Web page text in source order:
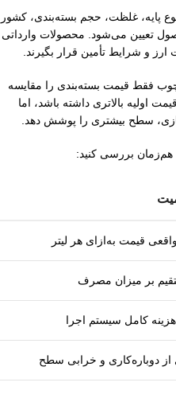
پایه، غلظت، حجم بسته‌بندی، کشور
تعیین می‌شود. محصولات وارداتی
و شرایط تأمین قرار بگیرند.
فقط قیمت بسته‌بندی را مقایسه
اولیه بالاتری داشته باشد، اما
سطح بیشتری را پوشش دهد.
هم‌زمان بررسی کنید:
قیمت به‌ازای هر لیتر
بر میزان مصرف
کامل سیستم اجرا
از دوباره‌کاری و خرابی سطح